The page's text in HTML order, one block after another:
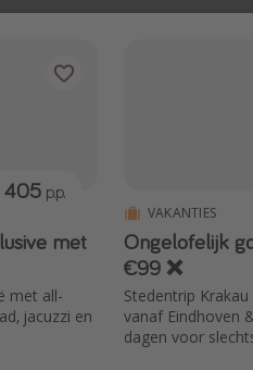
met
met all-
jacuzzi en
p.p.
VAKANTIES
Ongelofelijk
€99 ❌
Stedentrip
vanaf Eindhoven
dagen voor